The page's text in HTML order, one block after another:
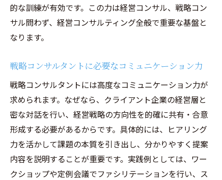
的な訓練が有効です。この力は経営コンサル、戦略コン
サル問わず、経営コンサルティング全般で重要な基盤と
なります。
戦略コンサルタントに必要なコミュニケーション力
戦略コンサルタントには高度なコミュニケーション力が
求められます。なぜなら、クライアント企業の経営層と
密な対話を行い、経営戦略の方向性を的確に共有・合意
形成する必要があるからです。具体的には、ヒアリング
力を活かして課題の本質を引き出し、分かりやすく提案
内容を説明することが重要です。実践例としては、ワー
クショップや定例会議でファシリテーションを行い、ス